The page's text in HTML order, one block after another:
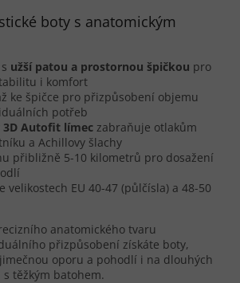
boty s anatomickým
užší patou a prostornou špičkou pro
i komfort
ke špičce pro přizpůsobení objemu
potřeb
3D Autofit límec zabraňuje otlakům
a Achillovy šlachy
přibližně 5-10 kilometrů pro dosažení
velikostech EU 40-47 (půlčísla) a 48-50
anatomického tvaru
přizpůsobení získáte boty,
oporu a pohodlí i na dlouhých
těžkým batohem.